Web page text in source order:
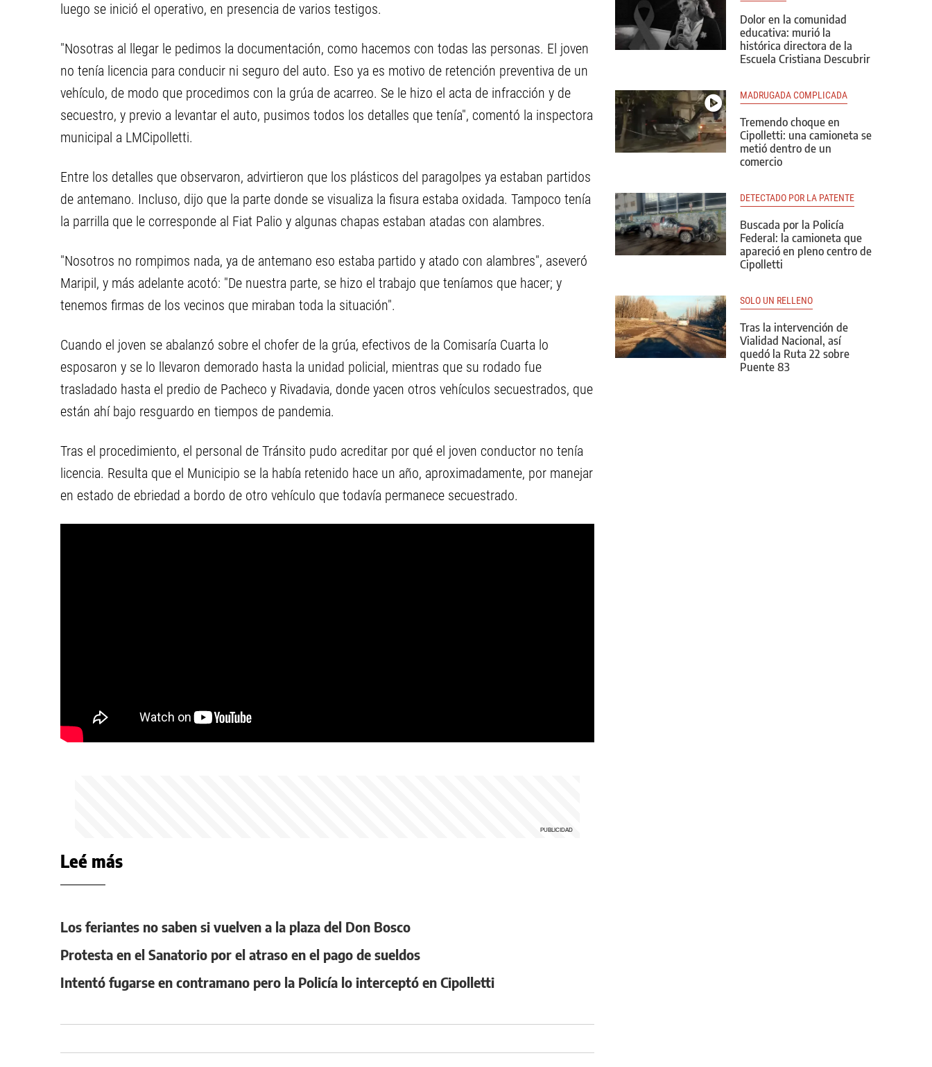
luego se inició el operativo, en presencia de varios testigos.
"Nosotras al llegar le pedimos la documentación, como hacemos con todas las personas. El joven
no tenía licencia para conducir ni seguro del auto. Eso ya es motivo de retención preventiva de un
vehículo, de modo que procedimos con la grúa de acarreo. Se le hizo el acta de infracción y de
secuestro, y previo a levantar el auto, pusimos todos los detalles que tenía", comentó la inspectora
municipal a LMCipolletti.
Entre los detalles que observaron, advirtieron que los plásticos del paragolpes ya estaban partidos
de antemano. Incluso, dijo que la parte donde se visualiza la fisura estaba oxidada. Tampoco tenía
la parrilla que le corresponde al Fiat Palio y algunas chapas estaban atadas con alambres.
"Nosotros no rompimos nada, ya de antemano eso estaba partido y atado con alambres", aseveró
Maripil, y más adelante acotó: "De nuestra parte, se hizo el trabajo que teníamos que hacer; y
tenemos firmas de los vecinos que miraban toda la situación".
Cuando el joven se abalanzó sobre el chofer de la grúa, efectivos de la Comisaría Cuarta lo
esposaron y se lo llevaron demorado hasta la unidad policial, mientras que su rodado fue
trasladado hasta el predio de Pacheco y Rivadavia, donde yacen otros vehículos secuestrados, que
están ahí bajo resguardo en tiempos de pandemia.
Tras el procedimiento, el personal de Tránsito pudo acreditar por qué el joven conductor no tenía
licencia. Resulta que el Municipio se la había retenido hace un año, aproximadamente, por manejar
en estado de ebriedad a bordo de otro vehículo que todavía permanece secuestrado.
Leé más
Los feriantes no saben si vuelven a la plaza del Don Bosco
Protesta en el Sanatorio por el atraso en el pago de sueldos
Intentó fugarse en contramano pero la Policía lo interceptó en Cipolletti
Dolor en la comunidad
educativa: murió la
histórica directora de la
Escuela Cristiana Descubrir
MADRUGADA COMPLICADA
Tremendo choque en
Cipolletti: una camioneta se
metió dentro de un
comercio
DETECTADO POR LA PATENTE
Buscada por la Policía
Federal: la camioneta que
apareció en pleno centro de
Cipolletti
SOLO UN RELLENO
Tras la intervención de
Vialidad Nacional, así
quedó la Ruta 22 sobre
Puente 83